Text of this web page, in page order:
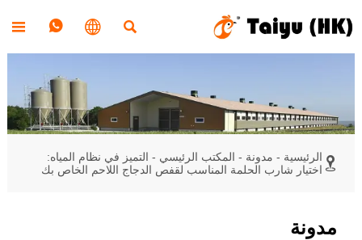




 الرئيسية - مدونة - المكتب الرئيسي - التميز في نظام المياه:
اختيار شارب الحلمة المناسب لقفص الدجاج اللاحم الخاص بك
مدونة